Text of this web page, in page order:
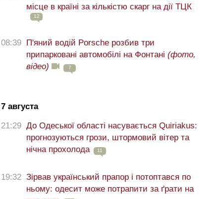
місце в країні за кількістю скарг на дії ТЦК
12
08:39 П'яний водій Porsche розбив три
припарковані автомобілі на Фонтані (фото,
відео)
7
7 августа
21:29 До Одеської області насувається Quiriakus:
прогнозуються грози, штормовий вітер та
нічна прохолода
11
19:32 Зірвав український прапор і потоптався по
ньому: одесит може потрапити за ґрати на